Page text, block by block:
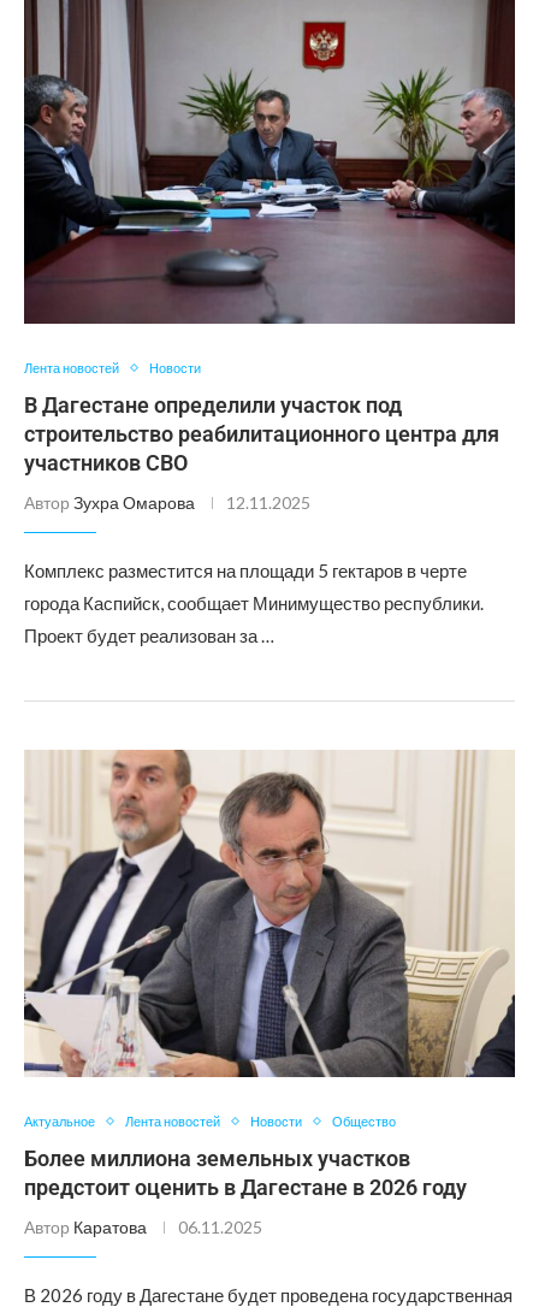
Лента новостей Новости
В Дагестане определили участок под
строительство реабилитационного центра для
участников СВО
Автор Зухра Омарова 12.11.2025
Комплекс разместится на площади 5 гектаров в черте
города Каспийск, сообщает Минимущество республики.
Проект будет реализован за …
Актуальное Лента новостей Новости Общество
Более миллиона земельных участков
предстоит оценить в Дагестане в 2026 году
Автор Каратова 06.11.2025
В 2026 году в Дагестане будет проведена государственная